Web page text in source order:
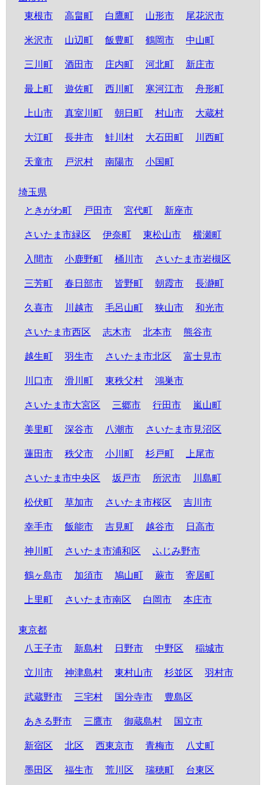
東根市
高畠町 白鷹町 山形市 尾花沢市
米沢市 山辺町 飯豊町 鶴岡市 中山町
三川町 酒田市 庄内町 河北町 新庄市
最上町 遊佐町 西川町 寒河江市 舟形町
上山市 真室川町 朝日町 村山市 大蔵村
大江町 長井市 鮭川村 大石田町 川西町
天童市 戸沢村 南陽市 小国町
埼玉県
ときがわ町
戸田市 宮代町 新座市
さいたま市緑区 伊奈町 東松山市 横瀬町
入間市 小鹿野町 桶川市 さいたま市岩槻区
三芳町 春日部市 皆野町 朝霞市 長瀞町
久喜市 川越市 毛呂山町 狭山市 和光市
さいたま市西区 志木市 北本市 熊谷市
越生町 羽生市 さいたま市北区 富士見市
川口市 滑川町 東秩父村 鴻巣市
さいたま市大宮区 三郷市 行田市 嵐山町
美里町 深谷市 八潮市 さいたま市見沼区
蓮田市 秩父市 小川町 杉戸町 上尾市
さいたま市中央区 坂戸市 所沢市 川島町
松伏町 草加市 さいたま市桜区 吉川市
幸手市 飯能市 吉見町 越谷市 日高市
神川町 さいたま市浦和区 ふじみ野市
鶴ヶ島市 加須市 鳩山町 蕨市 寄居町
上里町 さいたま市南区 白岡市 本庄市
東京都
八王子市
新島村 日野市 中野区 稲城市
立川市 神津島村 東村山市 杉並区 羽村市
武蔵野市 三宅村 国分寺市 豊島区
あきる野市 三鷹市 御蔵島村 国立市
新宿区 北区 西東京市 青梅市 八丈町
墨田区 福生市 荒川区 瑞穂町 台東区